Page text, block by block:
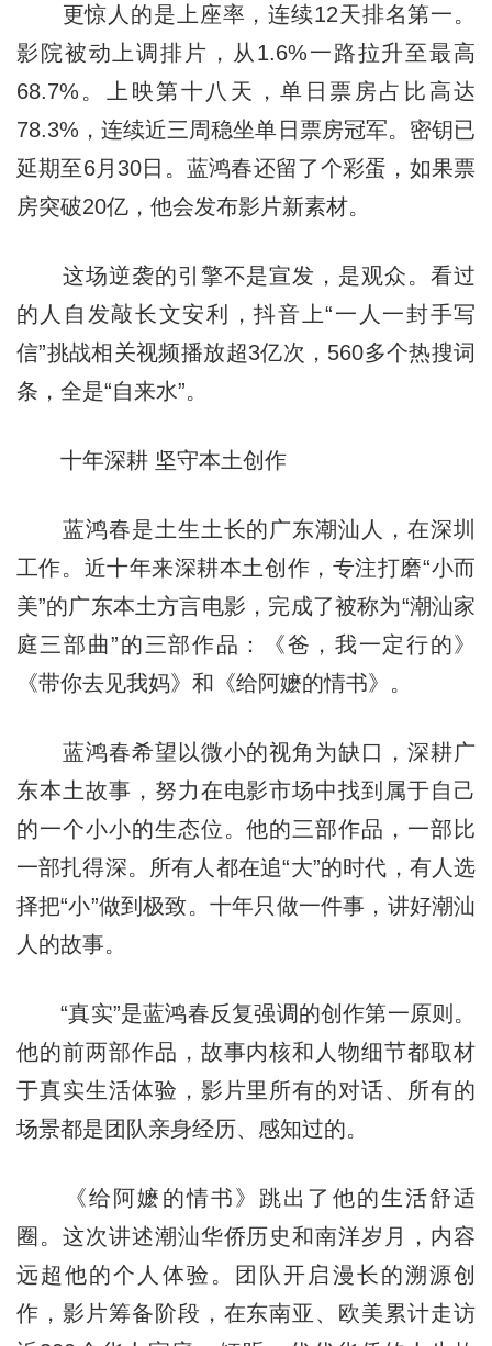
更惊人的是上座率，连续12天排名第一。
影院被动上调排片，从1.6%一路拉升至最高
68.7%。上映第十八天，单日票房占比高达
78.3%，连续近三周稳坐单日票房冠军。密钥已
延期至6月30日。蓝鸿春还留了个彩蛋，如果票
房突破20亿，他会发布影片新素材。
这场逆袭的引擎不是宣发，是观众。看过
的人自发敲长文安利，抖音上“一人一封手写
信”挑战相关视频播放超3亿次，560多个热搜词
条，全是“自来水”。
十年深耕 坚守本土创作
蓝鸿春是土生土长的广东潮汕人，在深圳
工作。近十年来深耕本土创作，专注打磨“小而
美”的广东本土方言电影，完成了被称为“潮汕家
庭三部曲”的三部作品：《爸，我一定行的》
《带你去见我妈》和《给阿嬷的情书》。
蓝鸿春希望以微小的视角为缺口，深耕广
东本土故事，努力在电影市场中找到属于自己
的一个小小的生态位。他的三部作品，一部比
一部扎得深。所有人都在追“大”的时代，有人选
择把“小”做到极致。十年只做一件事，讲好潮汕
人的故事。
“真实”是蓝鸿春反复强调的创作第一原则。
他的前两部作品，故事内核和人物细节都取材
于真实生活体验，影片里所有的对话、所有的
场景都是团队亲身经历、感知过的。
《给阿嬷的情书》跳出了他的生活舒适
圈。这次讲述潮汕华侨历史和南洋岁月，内容
远超他的个人体验。团队开启漫长的溯源创
作，影片筹备阶段，在东南亚、欧美累计走访